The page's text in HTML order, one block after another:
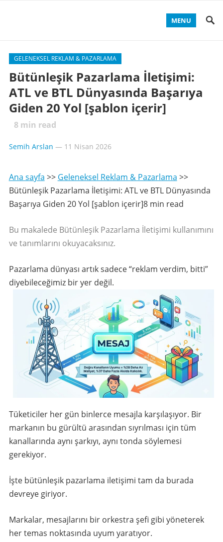
MENU
GELENEKSEL REKLAM & PAZARLAMA
Bütünleşik Pazarlama İletişimi:
ATL ve BTL Dünyasında Başarıya
Giden 20 Yol [şablon içerir]
8min read
Semih Arslan — 11 Nisan 2026
Ana sayfa >> Geleneksel Reklam & Pazarlama >>
Bütünleşik Pazarlama İletişimi: ATL ve BTL Dünyasında
Başarıya Giden 20 Yol [şablon içerir]8 min read
Bu makalede Bütünleşik Pazarlama İletişimi kullanımını
ve tanımlarını okuyacaksınız.
Pazarlama dünyası artık sadece “reklam verdim, bitti”
diyebileceğimiz bir yer değil.
Tüketiciler her gün binlerce mesajla karşılaşıyor. Bir
markanın bu gürültü arasından sıyrılması için tüm
kanallarında aynı şarkıyı, aynı tonda söylemesi
gerekiyor.
İşte bütünleşik pazarlama iletişimi tam da burada
devreye giriyor.
Markalar, mesajlarını bir orkestra şefi gibi yöneterek
her temas noktasında uyum yaratıyor.